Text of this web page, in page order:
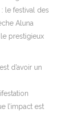
le festival des
Aluna
prestigieux
d’avoir un
l’impact est